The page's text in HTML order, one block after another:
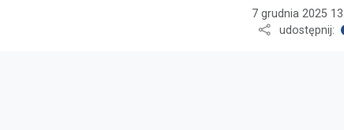
7 grudnia 2025
udostępnij: